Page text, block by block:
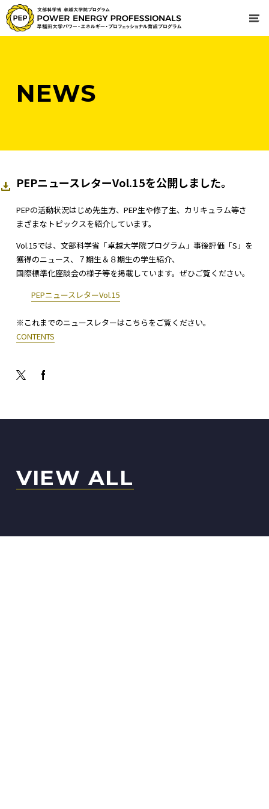
NEWS
PEPニュースレターVol.15を公開しました。
PEPの活動状況はじめ先生方、PEP生や修了生、カリキュラム等さ
まざまなトピックスを紹介しています。
Vol.15では、文部科学省「卓越大学院プログラム」事後評価「S」を
獲得のニュース、７期生＆８期生の学生紹介、
国際標準化座談会の様子等を掲載しています。ぜひご覧ください。
PEPニュースレターVol.15
※これまでのニュースレターはこちらをご覧ください。
CONTENTS
VIEW ALL